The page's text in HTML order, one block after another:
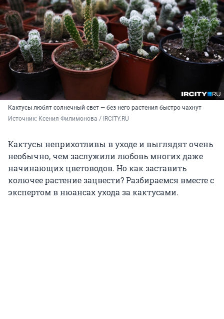
Кактусы любят солнечный свет — без него растения быстро чахнут
Источник: Ксения Филимонова / IRCITY.RU
Кактусы неприхотливы в уходе и выглядят очень
необычно, чем заслужили любовь многих даже
начинающих цветоводов. Но как заставить
колючее растение зацвести? Разбираемся вместе с
экспертом в нюансах ухода за кактусами.